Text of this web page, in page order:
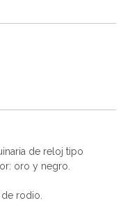
de reloj tipo
oro y negro.
rodio.